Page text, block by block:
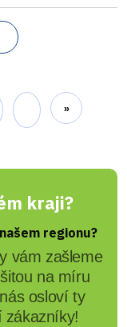
»
kraji?
regionu?
vám zašleme
na míru
osloví ty
zákazníky!